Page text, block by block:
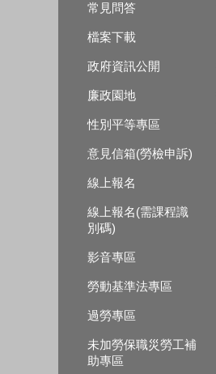
常見問答
檔案下載
政府資訊公開
廉政園地
性別平等專區
意見信箱(勞檢申訴)
線上報名
線上報名(需課程識
別碼)
影音專區
勞動基準法專區
過勞專區
未加勞保職災勞工補
助專區